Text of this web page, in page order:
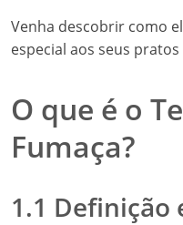
Venha descobrir como
especial aos seus
O que é o
Fumaça?
1.1 Definição